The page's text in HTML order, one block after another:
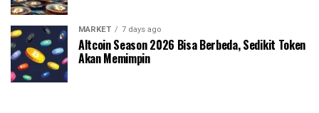
MARKET 7 days ago
Altcoin Season 2026 Bisa Berbeda, Sedikit Token
Akan Memimpin